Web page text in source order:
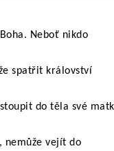
Neboť nikdo
spatřit království
do těla své
nemůže vejít do